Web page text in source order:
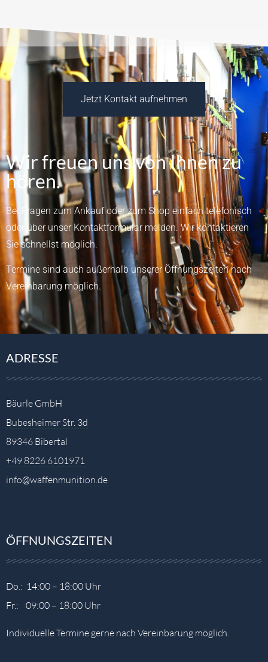
Jetzt Kontakt aufnehmen
Wir freuen uns von Ihnen zu
hören.
Bei Fragen zum Ankauf oder zum Shop einfach telefonisch
oder über unser Kontaktformularmelden.Wir kontaktieren
Sie schnellst möglich.
Termine sind auch außerhalb unserer Öffnungszeiten nach
Vereinbarung möglich.
ADRESSE
Bäurle GmbH
Bubesheimer Str. 3d
89346 Bibertal
+49 8226 6101971
info@waffenmunition.de
ÖFFNUNGSZEITEN
Do.: 14:00 – 18:00 Uhr
Fr.: 09:00 – 18:00 Uhr
Individuelle Termine gerne nach Vereinbarung möglich.